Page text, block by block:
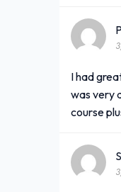
I had
was very
course